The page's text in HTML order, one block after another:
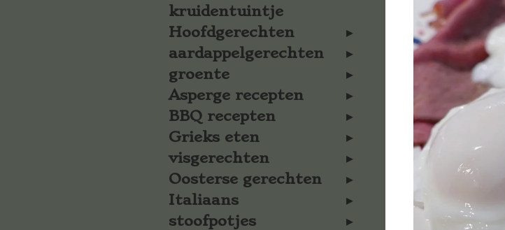
kruidentuintje
Hoofdgerechten
aardappelgerechten
groente
Asperge recepten
BBQ recepten
Grieks eten
visgerechten
Oosterse gerechten
Italiaans
stoofpotjes